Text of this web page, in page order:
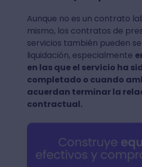
Aunque no es un contrato
mismo, los contratos de
servicios también pueden
liquidación, especialmente
en las que el servicio ha
completado o cuando
acuerdan terminar la
contractual.